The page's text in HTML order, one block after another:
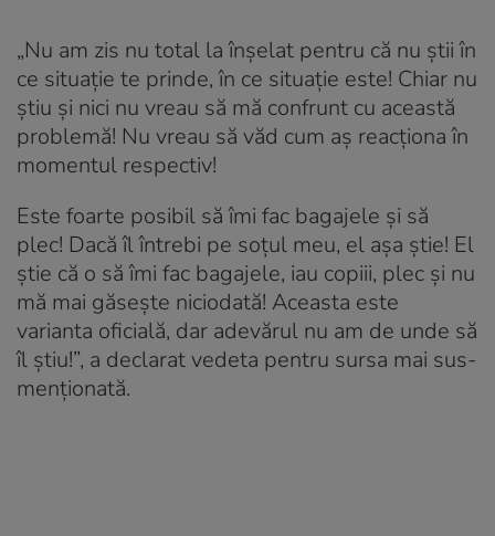
„Nu am zis nu total la înșelat pentru că nu știi în
ce situație te prinde, în ce situație este! Chiar nu
știu și nici nu vreau să mă confrunt cu această
problemă! Nu vreau să văd cum aș reacționa în
momentul respectiv!
Este foarte posibil să îmi fac bagajele și să
plec! Dacă îl întrebi pe soțul meu, el așa știe! El
știe că o să îmi fac bagajele, iau copiii, plec și nu
mă mai găsește niciodată! Aceasta este
varianta oficială, dar adevărul nu am de unde să
îl știu!”, a declarat vedeta pentru sursa mai sus-
menționată.